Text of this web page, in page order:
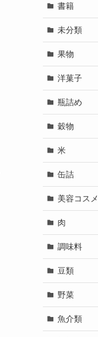
書籍
未分類
果物
洋菓子
瓶詰め
穀物
米
缶詰
美容コスメ
肉
調味料
豆類
野菜
魚介類